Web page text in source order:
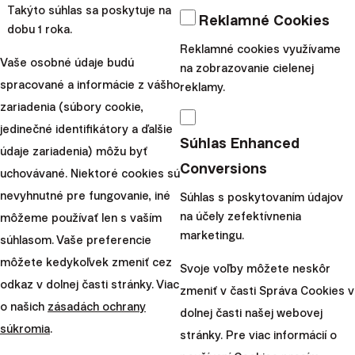
Finax
Zdieľajte tento článok:
Odporúčame
Takýto súhlas sa poskytuje na
dobu 1 roka.
Vaše osobné údaje budú
spracované a informácie z vášho
zariadenia (súbory cookie,
jedinečné identifikátory a ďalšie
údaje zariadenia) môžu byť
uchovávané. Niektoré cookies sú
nevyhnutné pre fungovanie, iné
môžeme používať len s vaším
súhlasom. Vaše preferencie
môžete kedykoľvek zmeniť cez
odkaz v dolnej časti stránky. Viac
o našich zásadách ochrany
súkromia.
Reklamné Cookies
Reklamné cookies využívame
na zobrazovanie cielenej
reklamy.
Súhlas Enhanced
Conversions
Súhlas s poskytovaním údajov
na účely zefektívnenia
marketingu.
Svoje voľby môžete neskôr
zmeniť v časti Správa Cookies v
dolnej časti našej webovej
stránky. Pre viac informácií o